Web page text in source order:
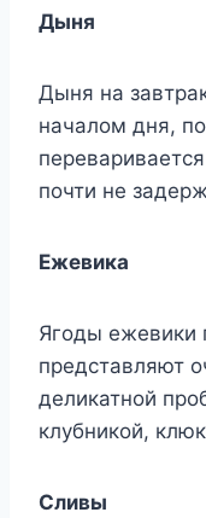
Дыня
Дыня на
началом дня,
почти не
Ежевика
Ягоды ежевики
представляют
деликатной
клубникой,
Сливы